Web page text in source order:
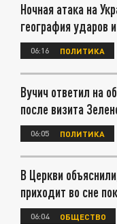
Ночная атака на
география ударов
06:16 ПОЛИТИКА
Вучич ответил на
после визита
06:05 ПОЛИТИКА
В Церкви
приходит во сне
06:04 ОБЩЕСТВО